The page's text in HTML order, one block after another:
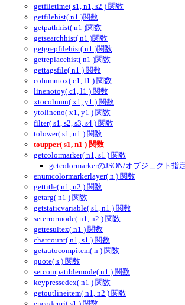
getfiletime( s1, n1, s2 ) 関数
getfilehist( n1 )関数
getpathhist( n1 )関数
getsearchhist( n1 )関数
getgrepfilehist( n1 )関数
getreplacehist( n1 )関数
gettagsfile( n1 ) 関数
columntox( c1, l1 ) 関数
linenotoy( c1, l1 ) 関数
xtocolumn( x1, y1 ) 関数
ytolineno( x1, y1 ) 関数
filter( s1, s2, s3, s4 ) 関数
tolower( s1, n1 ) 関数
toupper( s1, n1 ) 関数
getcolormarker( n1, s1 ) 関数
getcolormarkerのJSON/オブジェクト指
enumcolormarkerlayer( n ) 関数
gettitle( n1, n2 ) 関数
getarg( n1 ) 関数
getstaticvariable( s1, n1 ) 関数
seterrormode( n1, n2 ) 関数
getresultex( n1 ) 関数
charcount( n1, s1 ) 関数
getautocompitem( n ) 関数
quote( s ) 関数
setcompatiblemode( n1 ) 関数
keypressedex( n1 ) 関数
getoutlineitem( n1, n2 ) 関数